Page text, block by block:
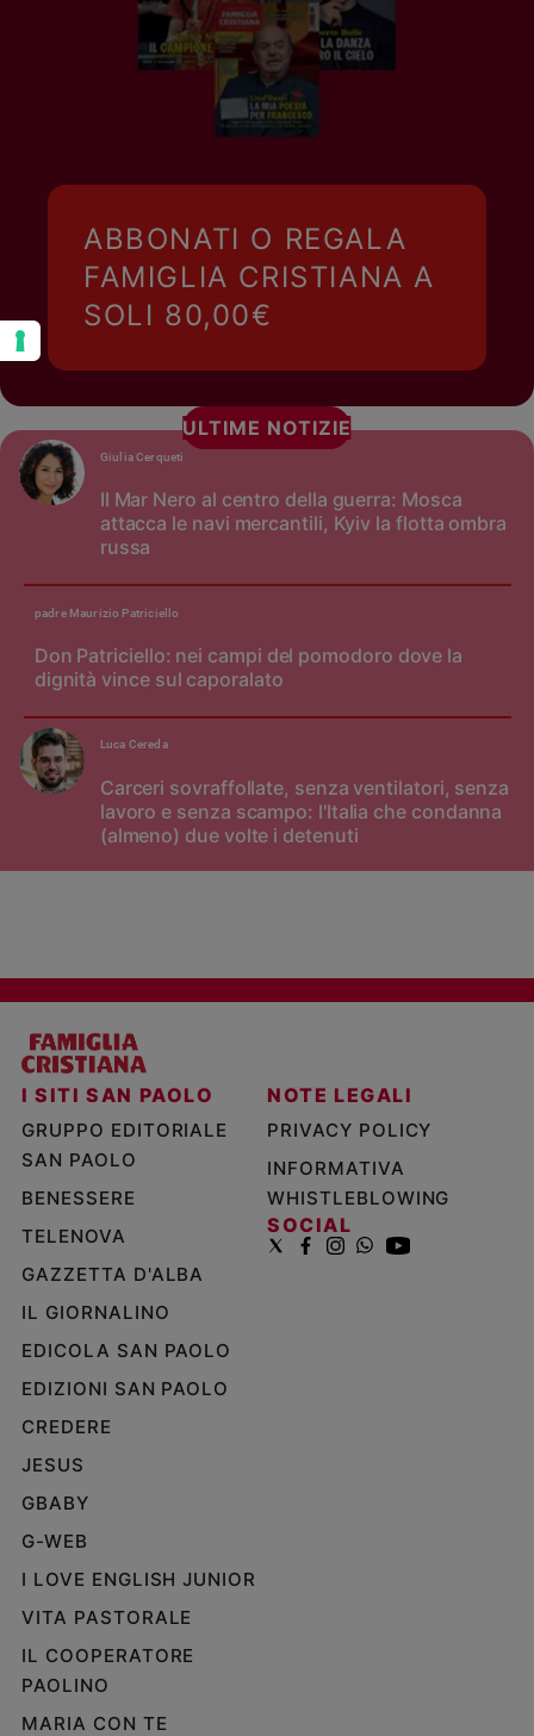
ABBONATI O REGALA
FAMIGLIA CRISTIANA A
SOLI 80,00€
ULTIME NOTIZIE
Il Mar Nero al centro della guerra: Mosca
attacca le navi mercantili, Kyiv la flotta ombra
russa
Giulia Cerqueti
Don Patriciello: nei campi del pomodoro dove la
dignità vince sul caporalato
padre Maurizio Patriciello
Carceri sovraffollate, senza ventilatori, senza
lavoro e senza scampo: l'Italia che condanna
(almeno) due volte i detenuti
Luca Cereda
I SITI SAN PAOLO
GRUPPO EDITORIALE
SAN PAOLO
BENESSERE
TELENOVA
GAZZETTA D'ALBA
IL GIORNALINO
EDICOLA SAN PAOLO
EDIZIONI SAN PAOLO
CREDERE
JESUS
GBABY
G-WEB
I LOVE ENGLISH JUNIOR
VITA PASTORALE
IL COOPERATORE
PAOLINO
MARIA CON TE
NOTE LEGALI
PRIVACY POLICY
INFORMATIVA
WHISTLEBLOWING
SOCIAL